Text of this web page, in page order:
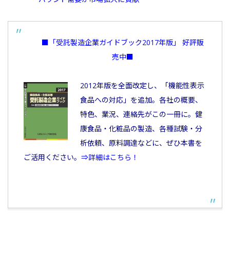
■「受託製造企業ガイドブック2017年版」 好評販
売中■
2012年版を全面改定し、「機能性表示
食品への対応」を追加。各社の概要、
特色、業況、連絡先がこの一冊に。健
康食品・化粧品の製造、各種試験・分
析依頼、原料調達などに、ぜひ本書を
ご活用ください。 ⇒詳細はこちら！